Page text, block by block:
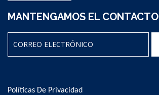
MANTENGAMOS EL CONTACTO
Our
Políticas De Privacidad